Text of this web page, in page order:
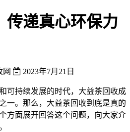
传递真心环保力
网 2023年7月21日
可持续发展的时代，大益茶回收成
一。那么，大益茶回收到底是真的
方面展开回答这个问题，向大家介